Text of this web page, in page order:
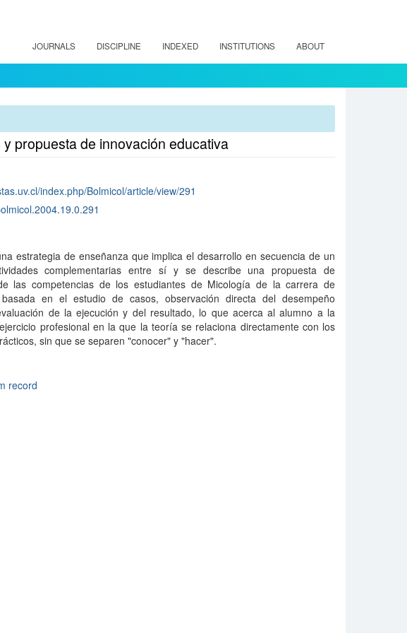
JOURNALS DISCIPLINE INDEXED INSTITUTIONS ABOUT
propuesta de innovación educativa
index.php/Bolmicol/article/view/291
estrategia de enseñanza que implica el desarrollo en secuencia de un
complementarias entre sí y se describe una propuesta de
las competencias de los estudiantes de Micología de la carrera de
basada en el estudio de casos, observación directa del desempeño
de la ejecución y del resultado, lo que acerca al alumno a la
profesional en la que la teoría se relaciona directamente con los
sin que se separen "conocer" y "hacer".
record